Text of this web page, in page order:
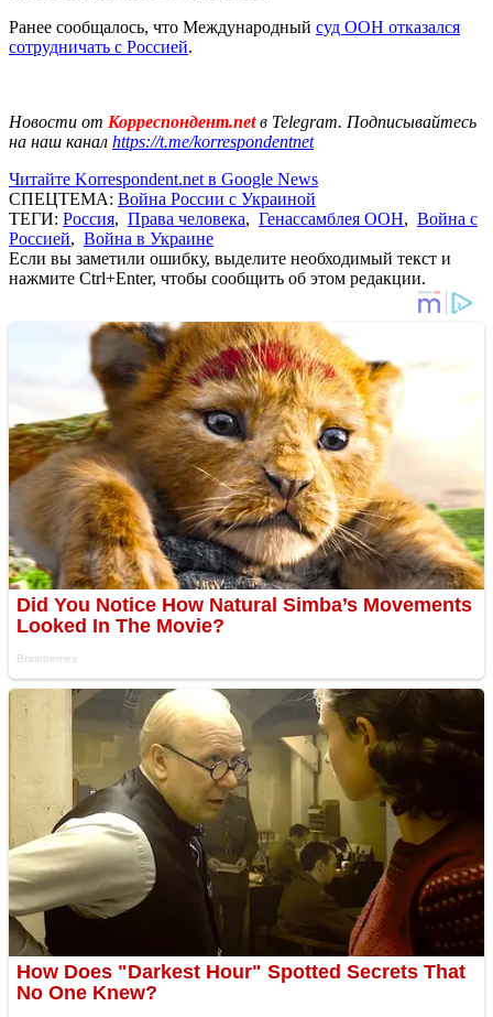
Ранее сообщалось, что Международный суд ООН отказался
сотрудничать с Россией.
Новости от Корреспондент.netв Telegram. Подписывайтесь
на наш канал https://t.me/korrespondentnet
Читайте Korrespondent.net в Google News
СПЕЦТЕМА: Война России с Украиной
ТЕГИ: Россия, Права человека, Генассамблея ООН, Война с
Россией, Война в Украине
Если вы заметили ошибку, выделите необходимый текст и
нажмите Ctrl+Enter, чтобы сообщить об этом редакции.